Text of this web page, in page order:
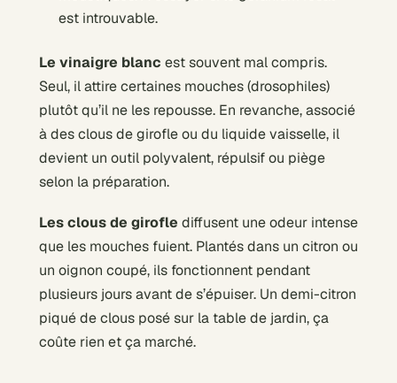
est introuvable.
Le vinaigre blanc est souvent mal compris.
Seul, il attire certaines mouches (drosophiles)
plutôt qu’il ne les repousse. En revanche, associé
à des clous de girofle ou du liquide vaisselle, il
devient un outil polyvalent, répulsif ou piège
selon la préparation.
Les clous de girofle diffusent une odeur intense
que les mouches fuient. Plantés dans un citron ou
un oignon coupé, ils fonctionnent pendant
plusieurs jours avant de s’épuiser. Un demi-citron
piqué de clous posé sur la table de jardin, ça
coûte rien et ça marché.